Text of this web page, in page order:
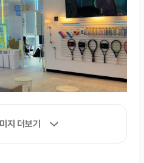
지 더보기